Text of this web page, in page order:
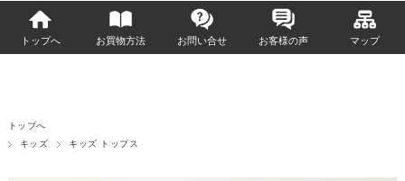
トップへ お買物方法 お問い合せ お客様の声 マップ
トップへ
キッズ
キッズ トップス